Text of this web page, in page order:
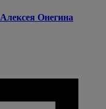
Алексея Онегина